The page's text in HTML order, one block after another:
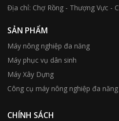
Địa chỉ: Chợ Rồng - Thượng Vực -
SẢN PHẨM
Máy nông nghiệp đa năng
Máy phục vụ dân sinh
Máy Xây Dựng
Công cụ máy nông nghiệp đa năng
CHÍNH SÁCH